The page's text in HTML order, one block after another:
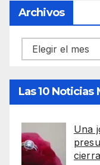
Archivos
Archivos
Las 10 Noticias
Una
cierra